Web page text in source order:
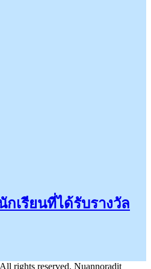
เรียนที่ได้รับรางวัล
rights reserved. Nuannoradit